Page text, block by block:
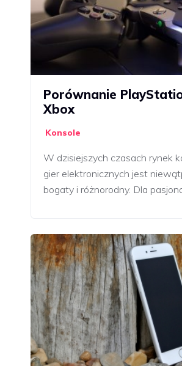
Porównanie
Xbox
Konsole
W dzisiejszych czasach rynek
gier elektronicznych jest
bogaty i różnorodny. Dla